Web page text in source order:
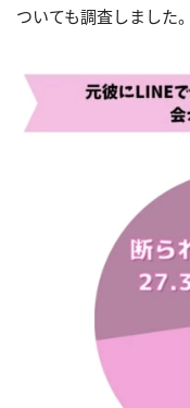
ついても調査しました。